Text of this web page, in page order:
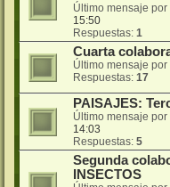
Último mensaje por
15:50
Respuestas: 1
Cuarta
Último mensaje por
Respuestas: 17
PAISAJES:
Último mensaje por
14:03
Respuestas: 5
Segunda
INSECTOS